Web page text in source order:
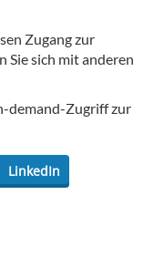
Zugang zur
Sie sich mit anderen
demand-Zugriff zur
LinkedIn